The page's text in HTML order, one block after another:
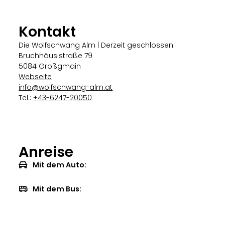
Kontakt
Die Wolfschwang Alm | Derzeit geschlossen
Bruchhäuslstraße 79
5084 Großgmain
Webseite
info@wolfschwang-alm.at
Tel.:+43-6247-20050
Anreise
Mit dem Auto:
Mit dem Bus: